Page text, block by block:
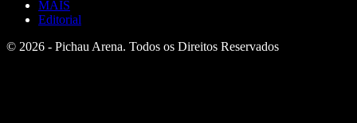
MAIS
Editorial
© 2026 - Pichau Arena. Todos os Direitos Reservados